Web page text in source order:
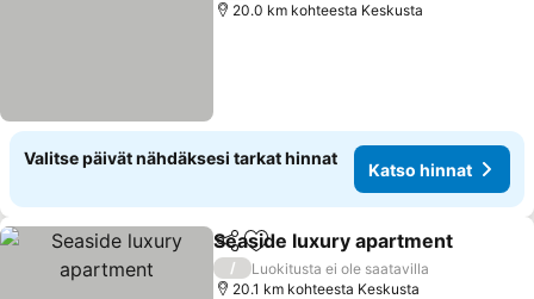
20.0 km kohteesta Keskusta
Valitse päivät nähdäksesi tarkat hinnat
Katso hinnat
Jaa Lisää suosikkeihin
Seaside luxury apartment
/
Luokitusta ei ole saatavilla
20.1 km kohteesta Keskusta